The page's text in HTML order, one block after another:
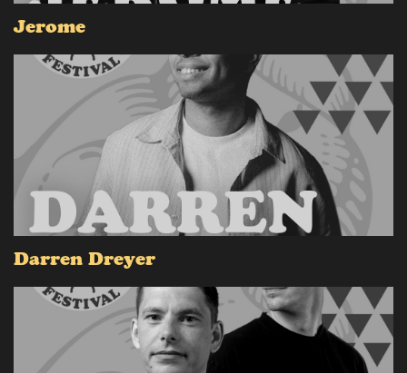
Jerome
Darren Dreyer